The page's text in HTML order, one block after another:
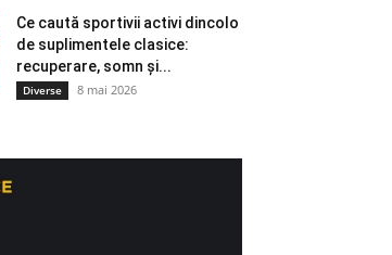
Ce caută sportivii activi dincolo
de suplimentele clasice:
recuperare, somn și...
Diverse 8 mai 2026